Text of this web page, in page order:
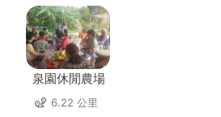
泉園休閒農場
6.22 公里